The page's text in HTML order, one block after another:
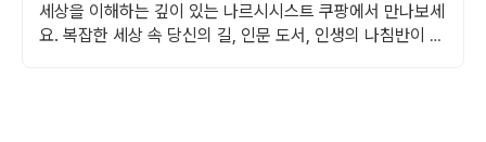
세상을 이해하는 깊이 있는 나르시시스트 쿠팡에서 만나보세
요. 복잡한 세상 속 당신의 길, 인문 도서, 인생의 나침반이 됩